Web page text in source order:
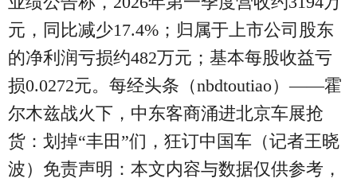
元，同比减少17.4%；归属于上市公司股东
的净利润亏损约482万元；基本每股收益亏
损0.0272元。每经头条（nbdtoutiao）——霍
尔木兹战火下，中东客商涌进北京车展抢
货：划掉“丰田”们，狂订中国车（记者王晓
波）免责声明：本文内容与数据仅供参考，